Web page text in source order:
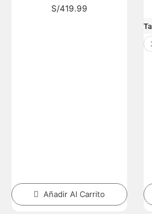
S/419.99
Añadir Al Carrito